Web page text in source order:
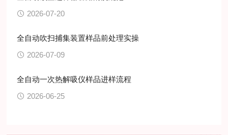
2026-07-20
全自动吹扫捕集装置样品前处理实操
2026-07-09
全自动一次热解吸仪样品进样流程
2026-06-25